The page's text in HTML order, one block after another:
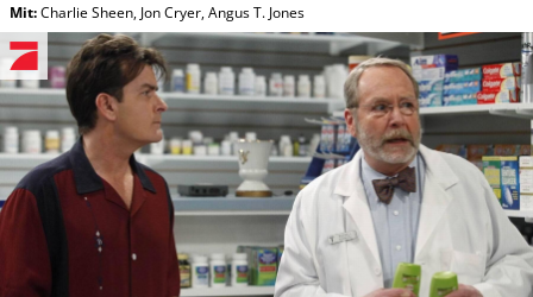
Mit:Charlie Sheen, Jon Cryer,Angus T. Jones